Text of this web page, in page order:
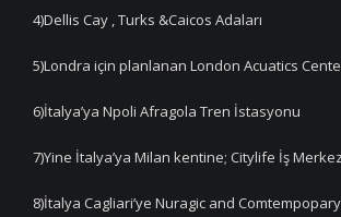
4)Dellis Cay , Turks &Caicos Adaları
5)Londra için planlanan London Acuatics
6)İtalya’ya Npoli Afragola Tren İstasyonu
7)Yine İtalya’ya Milan kentine; Citylife İş
8)İtalya Cagliari’ye Nuragic and